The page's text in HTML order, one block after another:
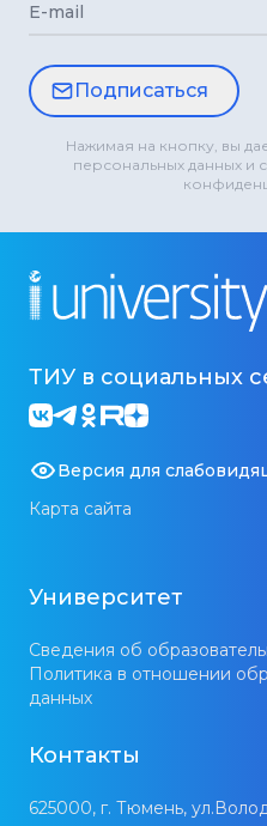
E-mail
Подписаться
Нажимая на кнопку, вы
персональных данных и
ТИУ в социальных
Версия для
Карта сайта
Университет
Сведения об
Политика в отношении
данных
Контакты
625000, г. Тюмень,